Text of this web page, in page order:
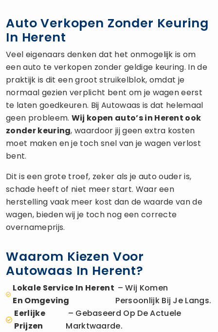
Auto Verkopen Zonder Keuring
In Herent
Veel eigenaars denken dat het onmogelijk is om
een auto te verkopen zonder geldige keuring. In de
praktijk is dit een groot struikelblok, omdat je
normaal gezien verplicht bent om je wagen eerst
te laten goedkeuren. Bij Autowaas is dat helemaal
geen probleem. Wij kopen auto’s in Herent ook
zonder keuring, waardoor jij geen extra kosten
moet maken en je toch snel van je wagen verlost
bent.
Dit is een grote troef, zeker als je auto ouder is,
schade heeft of niet meer start. Waar een
herstelling vaak meer kost dan de waarde van de
wagen, bieden wij je toch nog een correcte
overnameprijs.
Waarom Kiezen Voor
Autowaas In Herent?
Lokale Service In Herent
En Omgeving
– Wij Komen
Persoonlijk Bij Je Langs.
Eerlijke
Prijzen
– Gebaseerd Op De Actuele
Marktwaarde.